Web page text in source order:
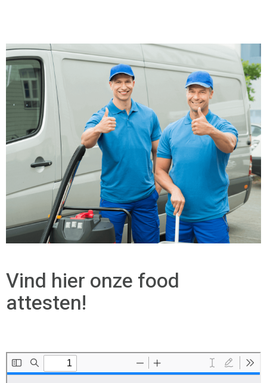
Vind hier onze food
attesten!